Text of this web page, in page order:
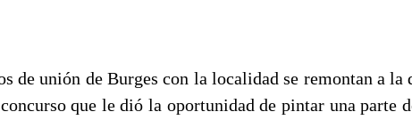
de unión de Burges con la localidad se remontan a la
que le dió la oportunidad de pintar una parte